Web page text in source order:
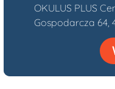
OKULUS PLUS
Gospodarcza 64,